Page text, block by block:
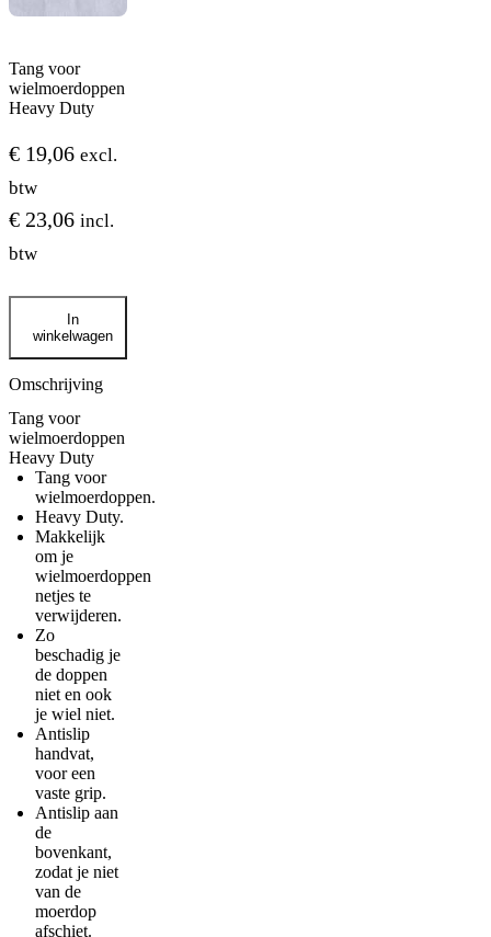
Tang voor
wielmoerdoppen
Heavy Duty
€ 19,06 excl.
btw
€ 23,06 incl.
btw
Tang
wielmoerdoppen
Heavy
Duty
In
winkelwagen
Omschrijving
Tang voor
wielmoerdoppen
Heavy Duty
Tang voor
wielmoerdoppen.
Heavy Duty.
Makkelijk
om je
wielmoerdoppen
netjes te
verwijderen.
Zo
beschadig je
de doppen
niet en ook
je wiel niet.
Antislip
handvat,
voor een
vaste grip.
Antislip aan
de
bovenkant,
zodat je niet
van de
moerdop
afschiet.